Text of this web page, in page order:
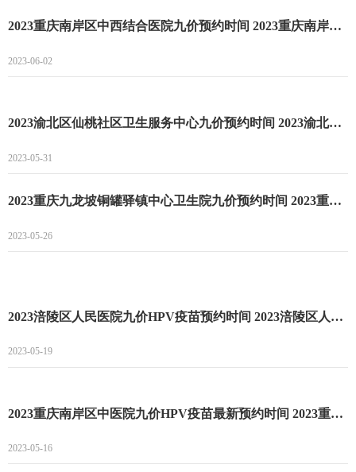
2023重庆南岸区中西结合医院九价预约时间 2023重庆南岸区中西结合医院九价预约流程
2023-06-02
2023渝北区仙桃社区卫生服务中心九价预约时间 2023渝北区仙桃社区卫生服务中心九价预约入口
2023-05-31
2023重庆九龙坡铜罐驿镇中心卫生院九价预约时间 2023重庆九龙坡铜罐驿镇中心卫生院九价预约流程
2023-05-26
2023涪陵区人民医院九价HPV疫苗预约时间 2023涪陵区人民医院九价HPV疫苗预约流程
2023-05-19
2023重庆南岸区中医院九价HPV疫苗最新预约时间 2023重庆南岸区中医院九价HPV疫苗预约方式
2023-05-16